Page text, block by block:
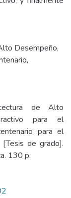
Desempeño,
,
de Alto
para el
para el
de grado].
130 p.